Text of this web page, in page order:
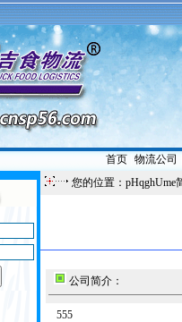
首页| 物流公司
您的位置：pHqghUme
公司简介：
555